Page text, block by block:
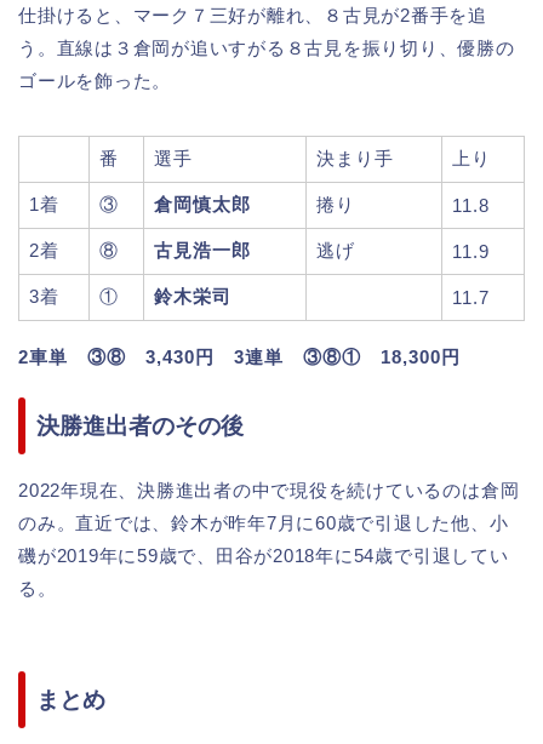
仕掛けると、マーク７三好が離れ、８古見が2番手を追
う。直線は３倉岡が追いすがる８古見を振り切り、優勝の
ゴールを飾った。
番 選手 決まり手 上り
1着 ③ 倉岡慎太郎 捲り 11.8
2着 ⑧ 古見浩一郎 逃げ 11.9
3着 ① 鈴木栄司 11.7
2車単 ③⑧ 3,430円 3連単 ③⑧① 18,300円
決勝進出者のその後
2022年現在、決勝進出者の中で現役を続けているのは倉岡
のみ。直近では、鈴木が昨年7月に60歳で引退した他、小
磯が2019年に59歳で、田谷が2018年に54歳で引退してい
る。
まとめ